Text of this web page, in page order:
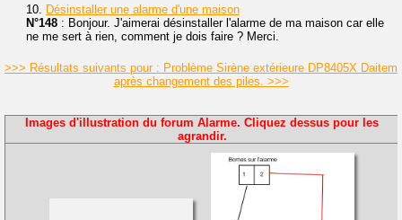
10. Désinstaller une alarme d'une maison
N°148 : Bonjour. J'aimerai désinstaller l'alarme de ma maison car elle
ne me sert à rien, comment je dois faire ? Merci.
>>> Résultats suivants pour : Problème Sirène extérieure DP8405X Daitem
après changement des piles. >>>
Images d'illustration du forum Alarme. Cliquez dessus pour les
agrandir.